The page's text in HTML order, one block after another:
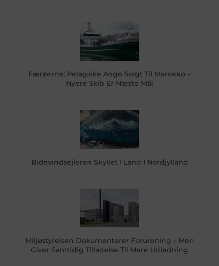
Færøerne: Pelagiske Ango Solgt Til Marokko –
Nyere Skib Er Næste Mål
Bidevindsejleren Skyllet I Land I Nordjylland
Miljøstyrelsen Dokumenterer Forurening – Men
Giver Samtidig Tilladelse Til Mere Udledning